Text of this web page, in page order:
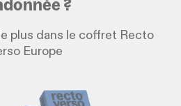
plus dans le coffret Recto
Europe